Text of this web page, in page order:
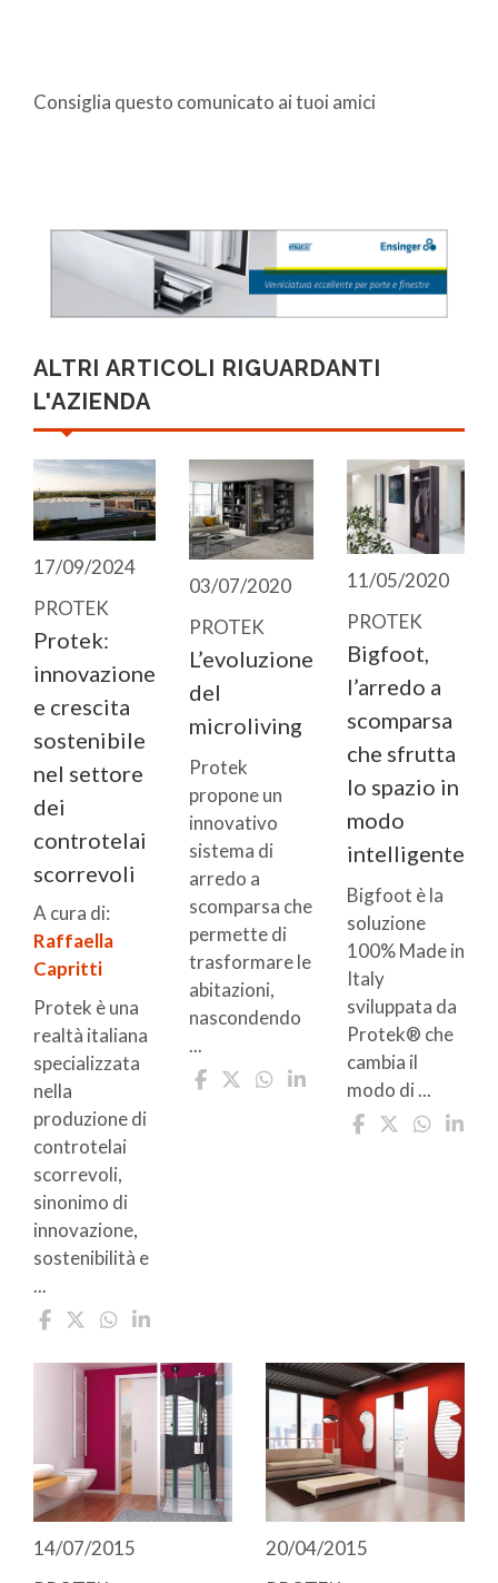
Consiglia questo comunicato ai tuoi amici
ALTRI ARTICOLI RIGUARDANTI
L'AZIENDA
17/09/2024
PROTEK
Protek:
innovazione
e crescita
sostenibile
nel settore
dei
controtelai
scorrevoli
A cura di:
Raffaella
Capritti
Protek è una
realtà italiana
specializzata
nella
produzione di
controtelai
scorrevoli,
sinonimo di
innovazione,
sostenibilità e
...
03/07/2020
PROTEK
L’evoluzione
del
microliving
Protek
propone un
innovativo
sistema di
arredo a
scomparsa che
permette di
trasformare le
abitazioni,
nascondendo
...
11/05/2020
PROTEK
Bigfoot,
l’arredo a
scomparsa
che sfrutta
lo spazio in
modo
intelligente
Bigfoot è la
soluzione
100% Made in
Italy
sviluppata da
Protek® che
cambia il
modo di ...
14/07/2015
20/04/2015